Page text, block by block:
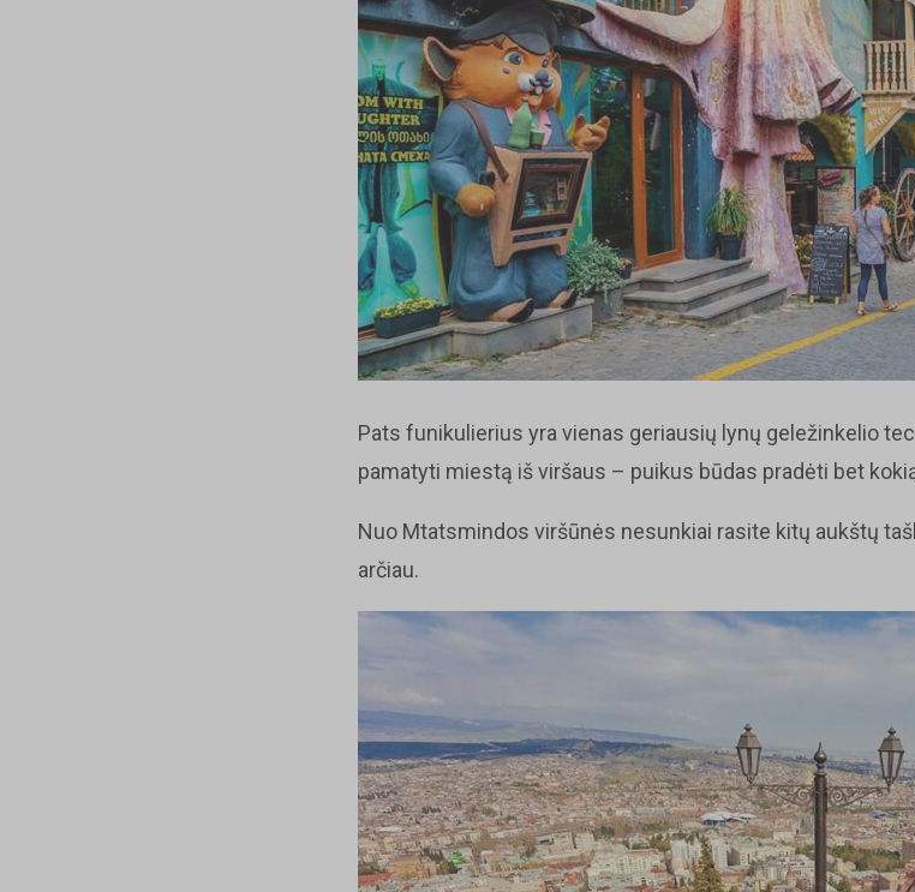
Pats funikulierius yra vienas geriausių lynų geležinkelio
pamatyti miestą iš viršaus – puikus būdas pradėti bet
Nuo Mtatsmindos viršūnės nesunkiai rasite kitų aukštų
arčiau.